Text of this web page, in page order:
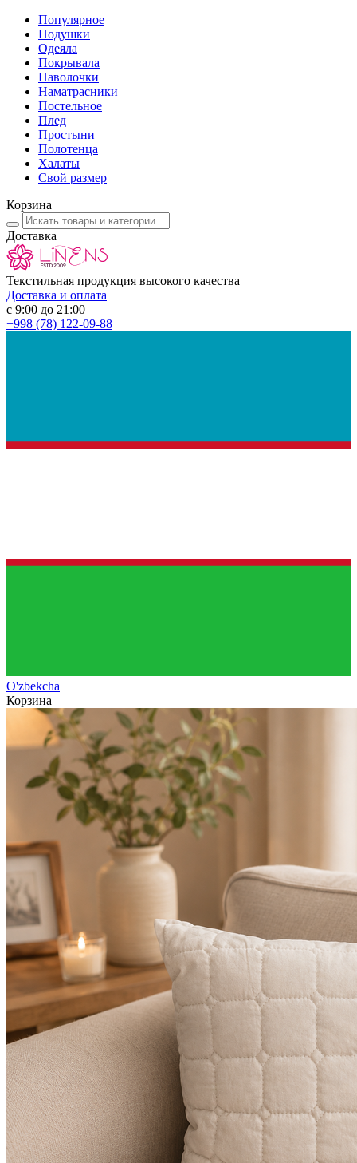
Популярное
Подушки
Одеяла
Покрывала
Наволочки
Наматрасники
Постельное
Плед
Простыни
Полотенца
Халаты
Свой размер
Корзина
Доставка
Текстильная продукция высокого качества
Доставка и оплата
с 9:00 до 21:00
+998 (78) 122-09-88
O'zbekcha
Корзина